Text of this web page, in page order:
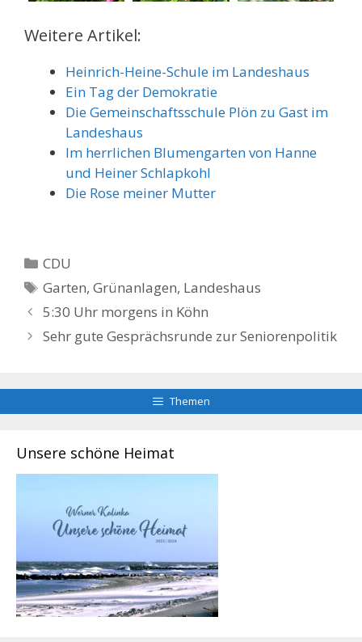
Weitere Artikel:
Heinrich-Heine-Schule im Landeshaus
Ein Tag der Demokratie
Die Gemeinschaftsschule Plön zu Gast im
Landeshaus
Im herrlichen Blumengarten von Hanne
und Heiner Schlapkohl
Die Rose meiner Mutter
Kategorien
CDU
Schlagwörter
Garten,Grünanlagen, Landeshaus
5:30 Uhr morgens in Köhn
Sehr gute Gesprächsrunde zur Seniorenpolitik
Themen
Unsere schöne Heimat